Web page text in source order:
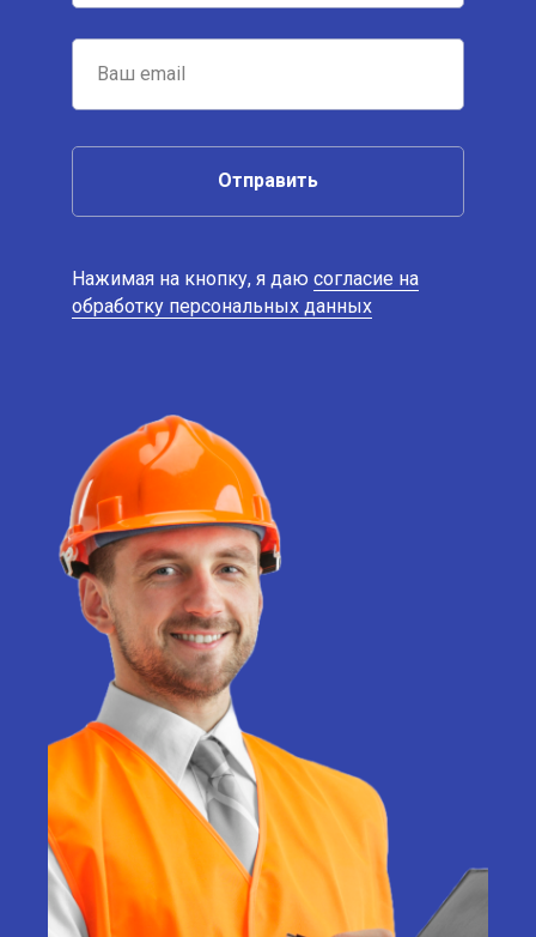
Отправить
Нажимая на кнопку, я даю согласие на
обработку персональных данных